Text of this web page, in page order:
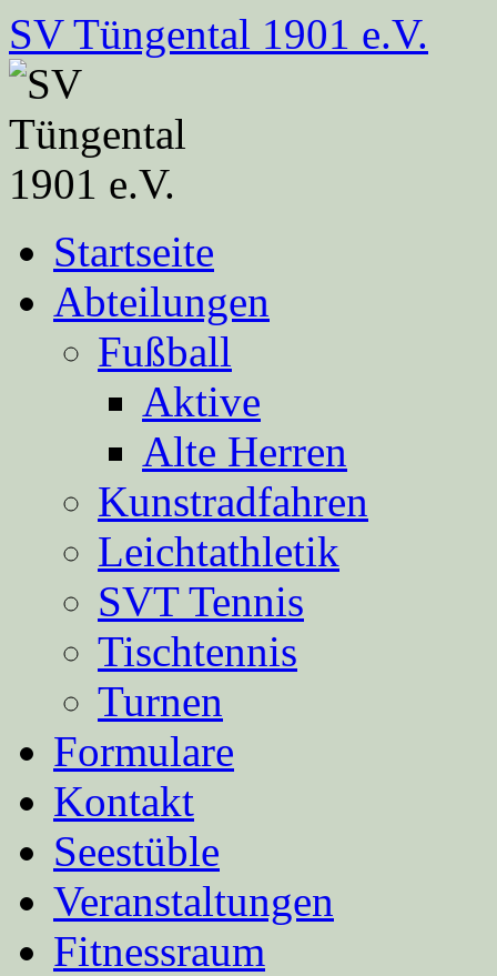
Zum
Inhalt
springen
SV Tüngental 1901 e.V.
Startseite
Abteilungen
Fußball
Aktive
Alte Herren
Kunstradfahren
Leichtathletik
SVT Tennis
Tischtennis
Turnen
Formulare
Kontakt
Seestüble
Veranstaltungen
Fitnessraum